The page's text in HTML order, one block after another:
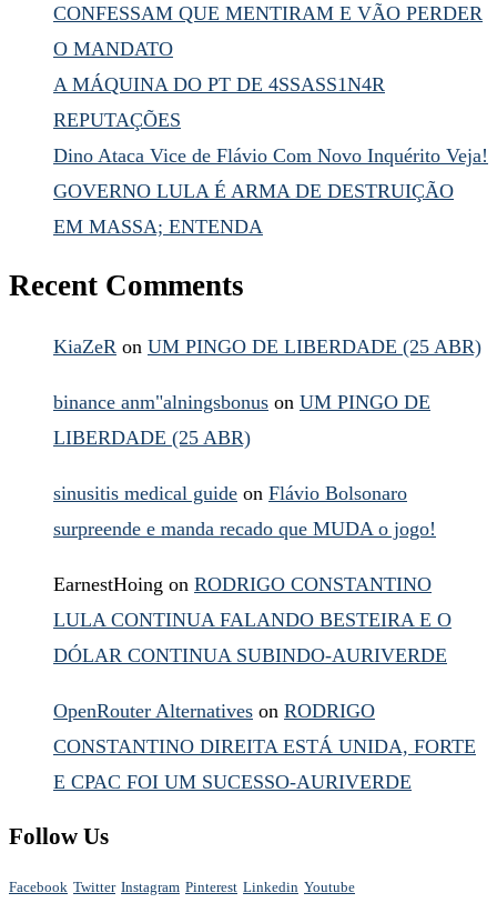
CONFESSAM QUE MENTIRAM E VÃO PERDER
O MANDATO
A MÁQUINA DO PT DE 4SSASS1N4R
REPUTAÇÕES
Dino Ataca Vice de Flávio Com Novo Inquérito Veja!
GOVERNO LULA É ARMA DE DESTRUIÇÃO
EM MASSA; ENTENDA
Recent Comments
KiaZeR on UM PINGO DE LIBERDADE (25 ABR)
binance anm"alningsbonus on UM PINGO DE
LIBERDADE (25 ABR)
sinusitis medical guide on Flávio Bolsonaro
surpreende e manda recado que MUDA o jogo!
EarnestHoing on RODRIGO CONSTANTINO
LULA CONTINUA FALANDO BESTEIRA E O
DÓLAR CONTINUA SUBINDO-AURIVERDE
OpenRouter Alternatives on RODRIGO
CONSTANTINO DIREITA ESTÁ UNIDA, FORTE
E CPAC FOI UM SUCESSO-AURIVERDE
Follow Us
Facebook Twitter Instagram Pinterest Linkedin Youtube